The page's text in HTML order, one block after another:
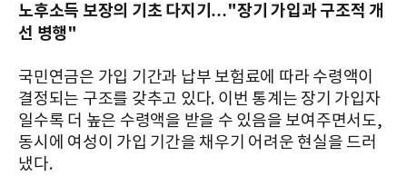
노후소득 보장의 기초 다지기…"장기 가입과 구조적 개
선 병행"
국민연금은 가입 기간과 납부 보험료에 따라 수령액이
결정되는 구조를 갖추고 있다. 이번 통계는 장기 가입자
일수록 더 높은 수령액을 받을 수 있음을 보여주면서도,
동시에 여성이 가입 기간을 채우기 어려운 현실을 드러
냈다.